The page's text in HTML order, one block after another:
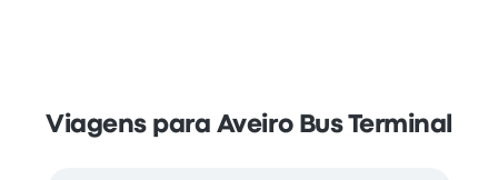
Viagens para Aveiro Bus Terminal